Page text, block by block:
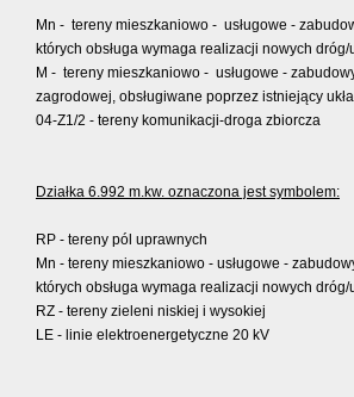
Mn - tereny mieszkaniowo - usługowe -
których obsługa wymaga realizacji nowych dróg/
M - tereny mieszkaniowo - usługowe -
zagrodowej, obsługiwane poprzez istniejący
04-Z1/2 - tereny komunikacji-droga zbiorcza
Działka 6.992 m.kw. oznaczona jest symbolem:
RP - tereny pól uprawnych
Mn - tereny mieszkaniowo - usługowe -
których obsługa wymaga realizacji nowych
RZ - tereny zieleni niskiej i wysokiej
LE - linie elektroenergetyczne 20 kV